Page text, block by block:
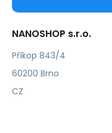
NANOSHOP s.r.o.
Příkop 843/4
60200 Brno
CZ